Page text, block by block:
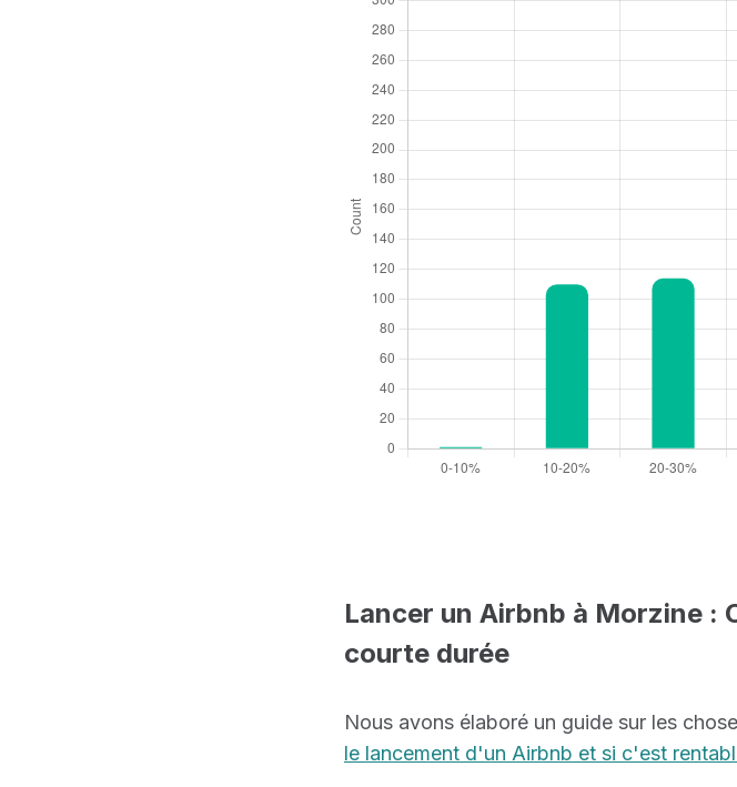
Lancer un Airbnb à Morzine :
courte durée
Nous avons élaboré un guide sur les
le lancement d'un Airbnb et si c'est